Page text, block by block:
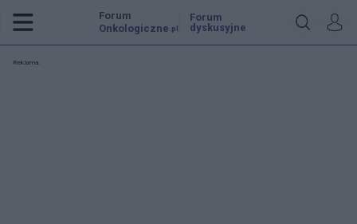
Forum
Onkologiczne .pl
Forum
dyskusyjne
Reklama: